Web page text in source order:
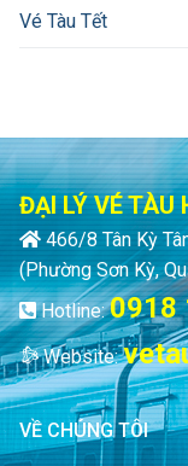
Vé Tàu Tết
ĐẠI LÝ VÉ TÀU
466/8 Tân Kỳ
(Phường Sơn Kỳ,
Hotline:0918
Website:
VỀ CHÚNG TÔI